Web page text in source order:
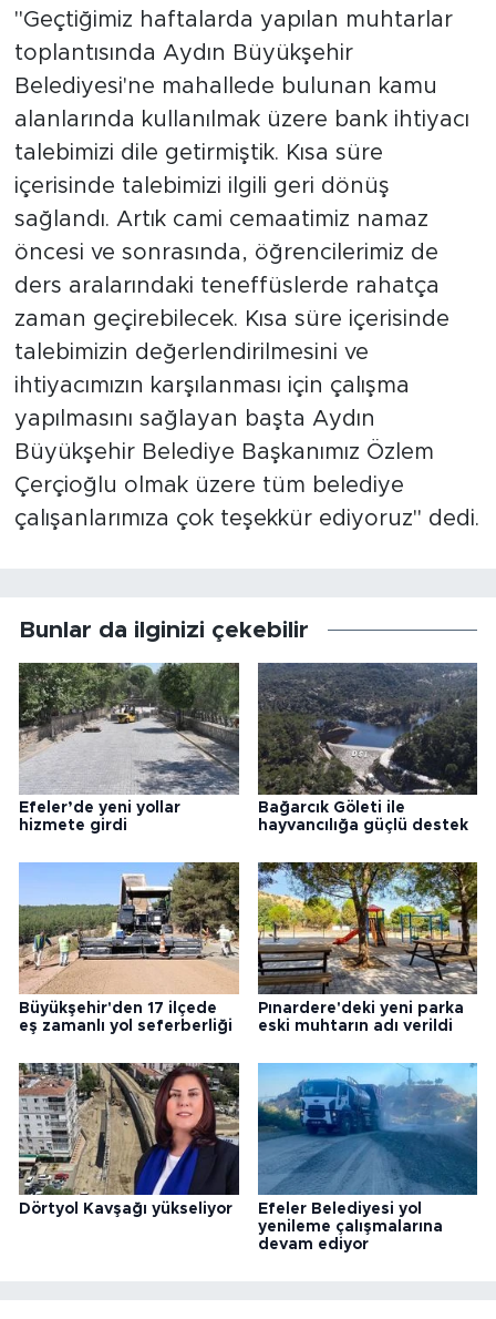
"Geçtiğimiz haftalarda yapılan muhtarlar
toplantısında Aydın Büyükşehir
Belediyesi'ne mahallede bulunan kamu
alanlarında kullanılmak üzere bank ihtiyacı
talebimizi dile getirmiştik. Kısa süre
içerisinde talebimizi ilgili geri dönüş
sağlandı. Artık cami cemaatimiz namaz
öncesi ve sonrasında, öğrencilerimiz de
ders aralarındaki teneffüslerde rahatça
zaman geçirebilecek. Kısa süre içerisinde
talebimizin değerlendirilmesini ve
ihtiyacımızın karşılanması için çalışma
yapılmasını sağlayan başta Aydın
Büyükşehir Belediye Başkanımız Özlem
Çerçioğlu olmak üzere tüm belediye
çalışanlarımıza çok teşekkür ediyoruz" dedi.
Bunlar da ilginizi çekebilir
Efeler’de yeni yollar
hizmete girdi
Bağarcık Göleti ile
hayvancılığa güçlü destek
Büyükşehir'den 17 ilçede
eş zamanlı yol seferberliği
Pınardere'deki yeni parka
eski muhtarın adı verildi
Dörtyol Kavşağı yükseliyor
Efeler Belediyesi yol
yenileme çalışmalarına
devam ediyor